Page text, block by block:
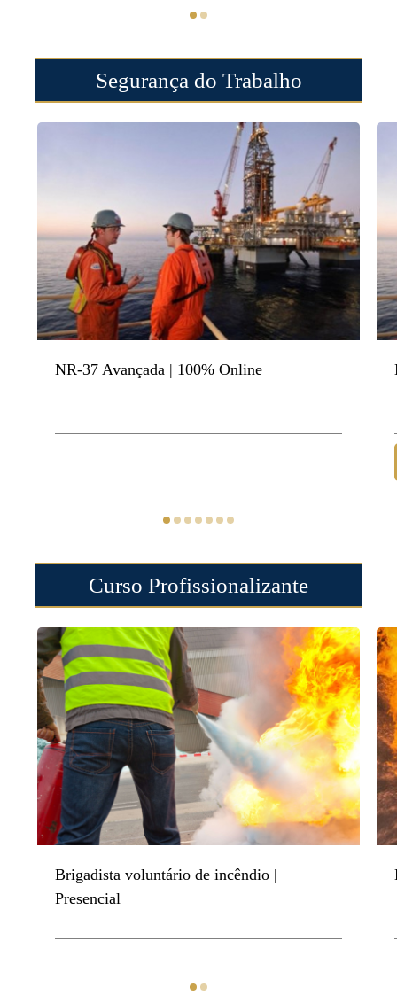
Segurança do Trabalho
NR-37 Avançada | 100% Online
Curso Profissionalizante
Brigadista voluntário de incêndio |
Presencial